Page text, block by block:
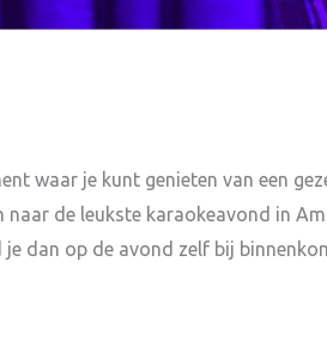
waar je kunt genieten van een
naar de leukste karaokeavond in
dan op de avond zelf bij